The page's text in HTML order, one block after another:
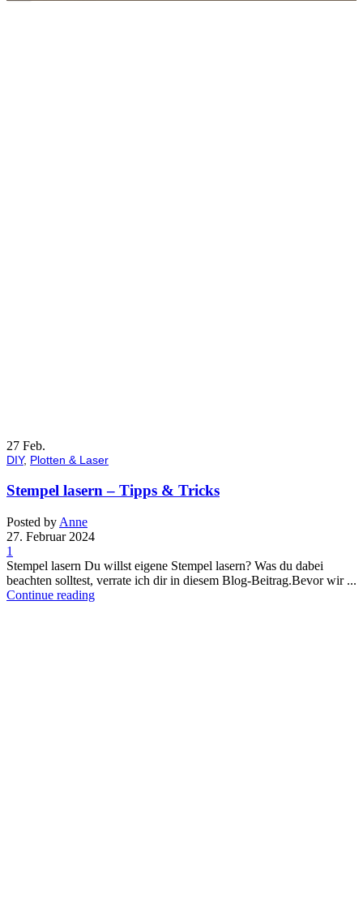
27 Feb.
DIY, Plotten & Laser
Stempel lasern – Tipps & Tricks
Posted by Anne
27. Februar 2024
1
Stempel lasern Du willst eigene Stempel lasern? Was du dabei
beachten solltest, verrate ich dir in diesem Blog-Beitrag.Bevor wir ...
Continue reading